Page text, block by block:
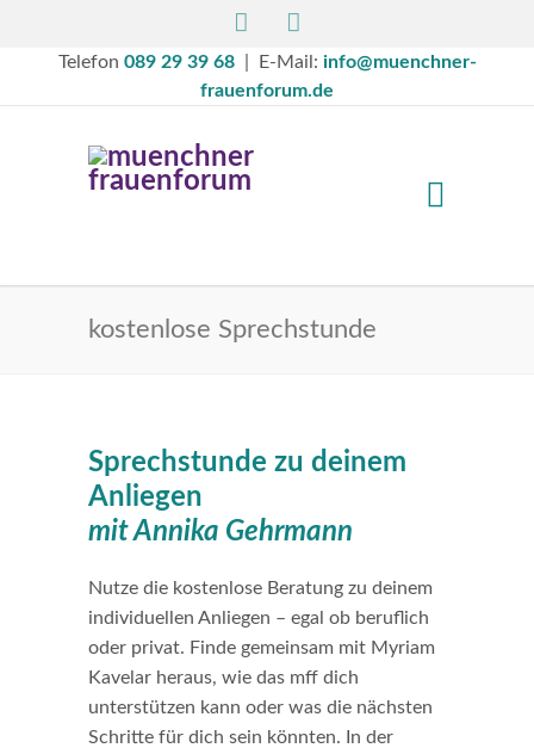
Telefon 089 29 39 68| E-Mail: info@muenchner-
frauenforum.de
kostenlose Sprechstunde
Sprechstunde zu deinem
Anliegen
mit Annika Gehrmann
Nutze die kostenlose Beratung zu deinem
individuellen Anliegen – egal ob beruflich
oder privat. Finde gemeinsam mit Myriam
Kavelar heraus, wie das mff dich
unterstützen kann oder was die nächsten
Schritte für dich sein könnten. In der